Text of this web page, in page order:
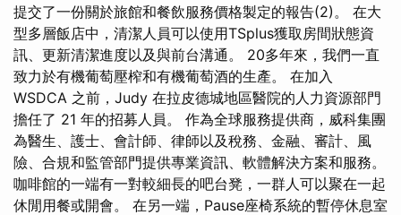
提交了一份關於旅館和餐飲服務價格製定的報告(2)。 在大
型多層飯店中，清潔人員可以使用TSplus獲取房間狀態資
訊、更新清潔進度以及與前台溝通。 20多年來，我們一直
致力於有機葡萄壓榨和有機葡萄酒的生產。 在加入
WSDCA 之前，Judy 在拉皮德城地區醫院的人力資源部門
擔任了 21 年的招募人員。 作為全球服務提供商，威科集團
為醫生、護士、會計師、律師以及稅務、金融、審計、風
險、合規和監管部門提供專業資訊、軟體解決方案和服務。
咖啡館的一端有一對較細長的吧台凳，一群人可以聚在一起
休閒用餐或開會。 在另一端，Pause座椅系統的暫停休息室